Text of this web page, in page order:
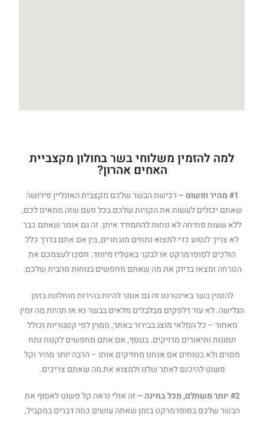
למה להזמין משלוחי בשר בחולון מקצביית
האחים אהרון?
#1 מהיר ופשוט –
רכישת הבשר שלכם מקצבית האונליין פירושה
שאתם יכולים לעשות את הקניות שלכם בכל פעם שזה מתאים לכם,
ללא שעות פתיחה לא נוחות להתמודד איתן. זה גם אומר שאתם כבר
לא צריך לנסוע כדי למצוא נתחים מובחרים, בין אם אתם בדרך כלל
הולכים לסופרמרקט או לבקר באטליז מיוחד. חסכו לעצמכם את
הטרחה ומצאו בדיוק את מה שאתם מחפשים בנוחות מהבית שלכם.
להזמין בשר באינטרנט זה גם אומר להיות בהירות מוחלטת בזמן
הגלישה. לא עוד דלפקים מבלבלים מלאים בבשר נא או תהיות מה זמין
מאחור – כל המלאי מוצג בבירור באתר, ממוין לפי קטגוריות וכולל
תמונות ותיאורים מדויקים. בנוסף, אם אתם מחפשים לקנות נתח
מסוים ולא בטוחים אם אנחנו מחזיקים אותו – הרבה יותר מהיר וקל
פשוט להיכנס לאתר שלנו ולמצוא את מה שאתם צריכים.
#2 יותר משתלם, מכל בחינה –
זה אולי נראה קל פשוט לאסוף את
הבשר שלכם בסופרמרקט בזמן שאתה עושים כמה דברים במקביל,